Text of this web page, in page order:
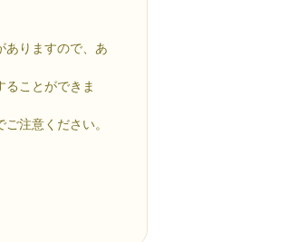
ありますので、あ
ることができま
注意ください。